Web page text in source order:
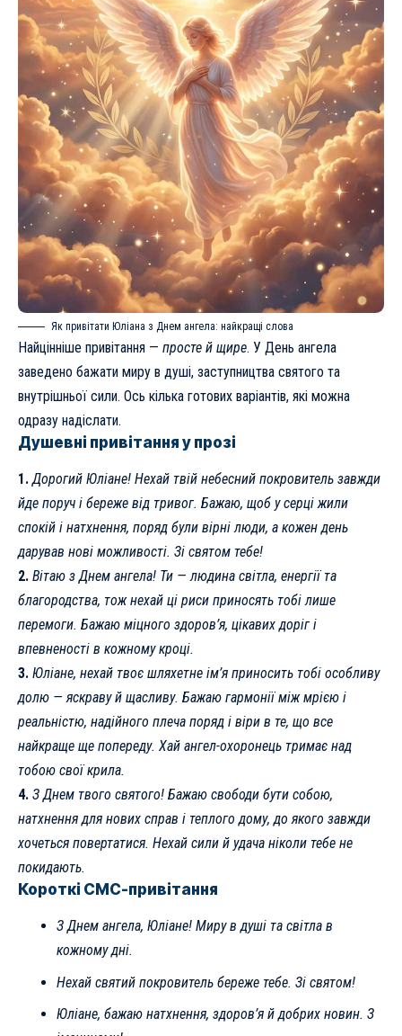
Як привітати Юліана з Днем ангела: найкращі слова
Найцінніше привітання — просте й щире. У День ангела
заведено бажати миру в душі, заступництва святого та
внутрішньої сили. Ось кілька готових варіантів, які можна
одразу надіслати.
Душевні привітання у прозі
1. Дорогий Юліане! Нехай твій небесний покровитель завжди
йде поруч і береже від тривог. Бажаю, щоб у серці жили
спокій і натхнення, поряд були вірні люди, а кожен день
дарував нові можливості. Зі святом тебе!
2. Вітаю з Днем ангела! Ти — людина світла, енергії та
благородства, тож нехай ці риси приносять тобі лише
перемоги. Бажаю міцного здоров’я, цікавих доріг і
впевненості в кожному кроці.
3. Юліане, нехай твоє шляхетне ім’я приносить тобі особливу
долю — яскраву й щасливу. Бажаю гармонії між мрією і
реальністю, надійного плеча поряд і віри в те, що все
найкраще ще попереду. Хай ангел-охоронець тримає над
тобою свої крила.
4. З Днем твого святого! Бажаю свободи бути собою,
натхнення для нових справ і теплого дому, до якого завжди
хочеться повертатися. Нехай сили й удача ніколи тебе не
покидають.
Короткі СМС-привітання
З Днем ангела, Юліане! Миру в душі та світла в
кожному дні.
Нехай святий покровитель береже тебе. Зі святом!
Юліане, бажаю натхнення, здоров’я й добрих новин. З